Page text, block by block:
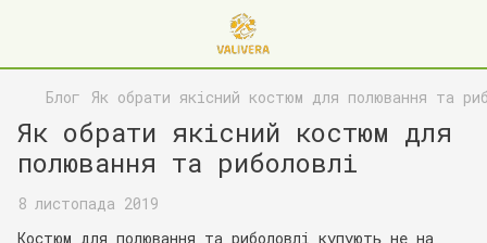
Блог Як обрати якісний костюм для полювання та
Як обрати якісний костюм для
полювання та риболовлі
8 листопада 2019
Костюм для полювання та риболовлі купують не на